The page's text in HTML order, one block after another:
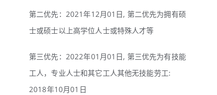
第二优先：2021年12月01日, 第二优先为拥有硕
士或硕士以上高学位人士或特殊人才等
第三优先：2022年01月01日, 第三优先为有技能
工人，专业人士和其它工人其他无技能劳工:
2018年10月01日